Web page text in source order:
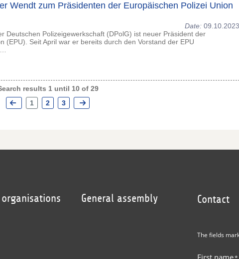
Wendt zum Präsidenten der Europäischen Polizei Union
Date: 09.10.2023
Deutschen Polizeigewerkschaft (DPolG) ist neuer Präsident der
(EPU). Seit April war er bereits durch den Vorstand der EPU
results 1 until 10 of 29
1
2 3
organisations General assembly Contact
The fields
First name